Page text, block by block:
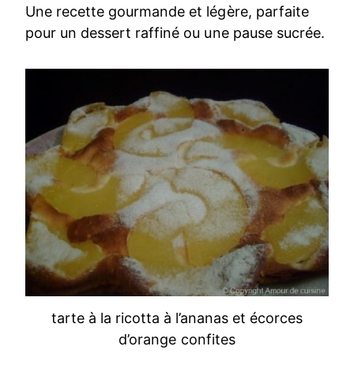
Une recette gourmande et légère, parfaite
pour un dessert raffiné ou une pause sucrée.
tarte à la ricotta à l’ananas et écorces
d’orange confites